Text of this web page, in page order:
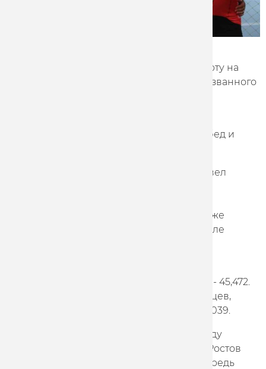
официальные соревнования по велоспорту на
треке после вынужденного перерыва, вызванного
спринтерская команда одержала ряд побед и
Даниил Комков, Дмитрий Нестеров и Павел
результатом - 45,010, в первом раунде также
показали лучшее время - 44,363, а в финале
Якушевский, Аркадий Сапожников (Спб) - 45,472.
Третье - Григорий Кисель, Михаил Ростовцев,
Сергей Ростовцев (Тульская область) - 46,039.
Второй день соревнований принес победу
Александра Дубченко в кейрине, Павел Ростов
занял второе место. Дубченко в свою очередь